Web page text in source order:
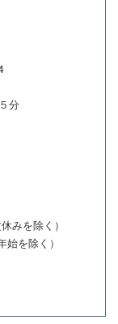
分
みを除く）
を除く）